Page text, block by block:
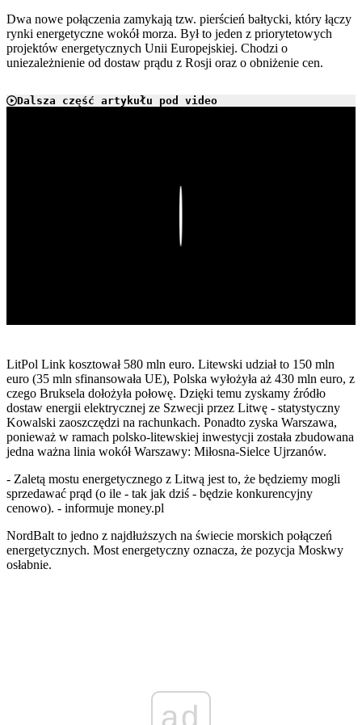
Dwa nowe połączenia zamykają tzw. pierścień bałtycki, który łączy
rynki energetyczne wokół morza. Był to jeden z priorytetowych
projektów energetycznych Unii Europejskiej. Chodzi o
uniezależnienie od dostaw prądu z Rosji oraz o obniżenie cen.
Dalsza część artykułu pod video
LitPol Link kosztował 580 mln euro. Litewski udział to 150 mln
euro (35 mln sfinansowała UE), Polska wyłożyła aż 430 mln euro, z
czego Bruksela dołożyła połowę. Dzięki temu zyskamy źródło
dostaw energii elektrycznej ze Szwecji przez Litwę - statystyczny
Kowalski zaoszczędzi na rachunkach. Ponadto zyska Warszawa,
ponieważ w ramach polsko-litewskiej inwestycji została zbudowana
jedna ważna linia wokół Warszawy: Miłosna-Sielce Ujrzanów.
- Zaletą mostu energetycznego z Litwą jest to, że będziemy mogli
sprzedawać prąd (o ile - tak jak dziś - będzie konkurencyjny
cenowo). - informuje money.pl
NordBalt to jedno z najdłuższych na świecie morskich połączeń
energetycznych. Most energetyczny oznacza, że pozycja Moskwy
osłabnie.
ad